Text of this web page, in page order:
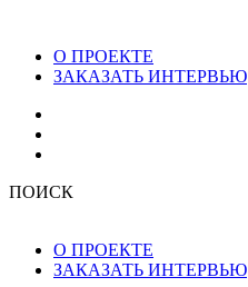
О ПРОЕКТЕ
ЗАКАЗАТЬ ИНТЕРВЬЮ
ПОИСК
О ПРОЕКТЕ
ЗАКАЗАТЬ ИНТЕРВЬЮ